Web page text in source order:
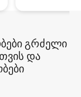
გრძელი
და